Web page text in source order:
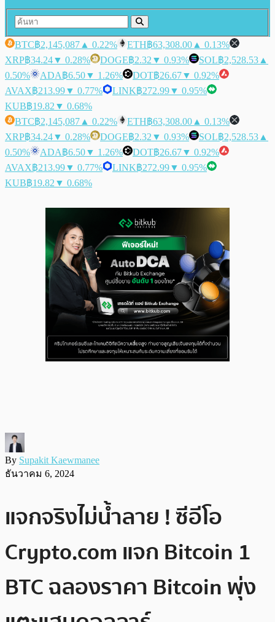
BTC฿2,145,087 ▲ 0.22% ETH฿63,308.00 ▲ 0.13%
XRP฿34.24▼ 0.28% DOGE฿2.32 ▼ 0.93% SOL฿2,528.53 ▲
0.50%
ADA฿6.50▼ 1.26% DOT฿26.67▼ 0.92%
AVAX฿213.99▼ 0.77% LINK฿272.99▼ 0.95%
KUB฿19.82 ▼ 0.68%
BTC฿2,145,087 ▲ 0.22% ETH฿63,308.00 ▲ 0.13%
XRP฿34.24▼ 0.28% DOGE฿2.32 ▼ 0.93% SOL฿2,528.53 ▲
0.50%
ADA฿6.50▼ 1.26% DOT฿26.67▼ 0.92%
AVAX฿213.99▼ 0.77% LINK฿272.99▼ 0.95%
KUB฿19.82 ▼ 0.68%
By Supakit Kaewmanee
ธันวาคม 6, 2024
แจกจริงไม่น้ำลาย ! ซีอีโอ
Crypto.com แจก Bitcoin 1
BTC ฉลองราคา Bitcoin พุ่ง